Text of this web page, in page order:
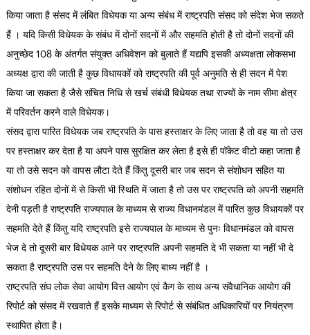
किया जाता है संसद में लंबित विधेयक या अन्य संबंध में राष्ट्रपति संसद को संदेश भेज सकते
हैं । यदि किसी विधेयक के संबंध में दोनों सदनों में और सहमति होती है तो दोनों सदनों की
अनुच्छेद 108 के अंतर्गत संयुक्त अधिवेशन को बुलाते हैं यद्यपि इसकी अध्यक्षता लोकसभा
अध्यक्ष द्वारा की जाती है कुछ विधायकों को राष्ट्रपति की पूर्व अनुमति से ही सदन में पेश
किया जा सकता है जैसे संचित निधि से खर्च संबंधी विधेयक तथा राज्यों के नाम सीमा क्षेत्र
में परिवर्तन करने वाले विधेयक।
संसद द्वारा पारित विधेयक जब राष्ट्रपति के पास हस्ताक्षर के लिए जाता है तो वह या तो उस
पर हस्ताक्षर कर देता है या अपने पास सुरक्षित कर लेता है इसे ही पॉकेट वीटो कहा जाता है
या तो उसे सदन को वापस लौटा देते हैं किंतु दूसरी बार जब सदन से संशोधन सहित या
संशोधन रहित दोनों में से किसी भी स्थिति में जाता है तो उस पर राष्ट्रपति को अपनी सहमति
देनी पड़ती है राष्ट्रपति राज्यपाल के माध्यम से राज्य विधानमंडल में पारित कुछ विधायकों पर
सहमति देते हैं किंतु यदि राष्ट्रपति इसे राज्यपाल के माध्यम से पुनः विधानमंडल को वापस
भेज दे तो दूसरी बार विधेयक आने पर राष्ट्रपति अपनी सहमति दे भी सकता या नहीं भी दे
सकता है राष्ट्रपति उस पर सहमति देने के लिए बाध्य नहीं है ‌।
राष्ट्रपति संघ लोक सेवा आयोग वित्त आयोग एवं कैग के साथ अन्य संवैधानिक आयोग की
रिपोर्ट को संसद में रखवाते हैं इसके माध्यम से रिपोर्ट से संबंधित अधिकारियों पर नियंत्रण
स्थापित होता है।